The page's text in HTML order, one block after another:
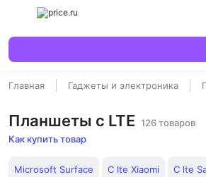
Главная Гаджеты и электроника
Планшеты с LTE 126 товаров
Как купить товар
Microsoft Surface С lte Xiaomi С lte